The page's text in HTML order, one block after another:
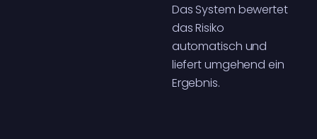
Das System bewertet
das Risiko
automatisch und
liefert umgehend ein
Ergebnis.